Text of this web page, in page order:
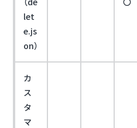
let
e.js
on）
カ
ス
タ
マ